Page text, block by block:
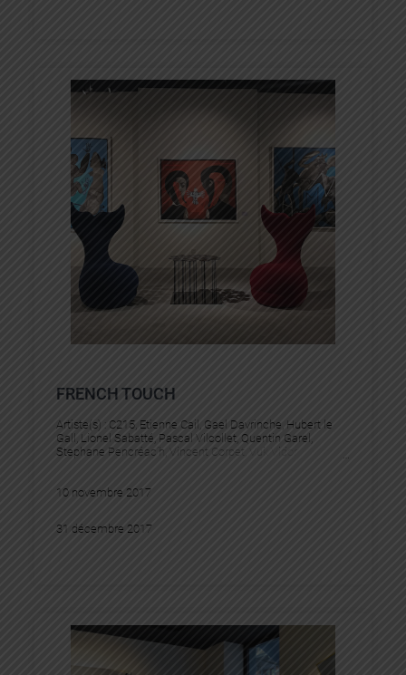
FRENCH TOUCH
Artiste(s) : C215, Etienne Cail , Gael Davrinche Hubert le
Gall , Lionel Sabatté, Pascal Vilcollet, Quentin Garel
Stephane Pencréac’h Vincent Corpet Vuk Vidor
10 novembre 2017
31 décembre 2017